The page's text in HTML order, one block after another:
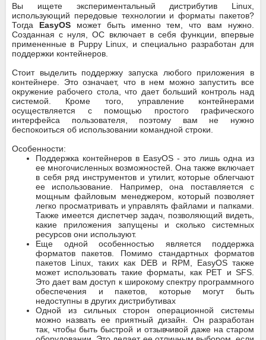
Вы ищете экспериментальный дистрибутив Linux,
использующий передовые технологии и форматы пакетов?
Тогда EasyOSможет быть именно тем, что вам нужно.
Созданная с нуля, ОС включает в себя функции, впервые
примененные в Puppy Linux, и специально разработан для
поддержки контейнеров.
Стоит выделить поддержку запуска любого приложения в
контейнере. Это означает, что в нем можно запустить все
окружение рабочего стола, что дает больший контроль над
системой. Кроме того, управление контейнерами
осуществляется с помощью простого графического
интерфейса пользователя, поэтому вам не нужно
беспокоиться об использовании командной строки.
Особенности:
Поддержка контейнеров в EasyOS - это лишь одна из
ее многочисленных возможностей. Она также включает
в себя ряд инструментов и утилит, которые облегчают
ее использование. Например, она поставляется с
мощным файловым менеджером, который позволяет
легко просматривать и управлять файлами и папками.
Также имеется диспетчер задач, позволяющий видеть,
какие приложения запущены и сколько системных
ресурсов они используют.
Еще одной особенностью является поддержка
форматов пакетов. Помимо стандартных форматов
пакетов Linux, таких как DEB и RPM, EasyOS также
может использовать такие форматы, как PET и SFS.
Это дает вам доступ к широкому спектру программного
обеспечения и пакетов, которые могут быть
недоступны в других дистрибутивах
Одной из сильных сторон операционной системы
можно назвать ее приятный дизайн. Он разработан
так, чтобы быть быстрой и отзывчивой даже на старом